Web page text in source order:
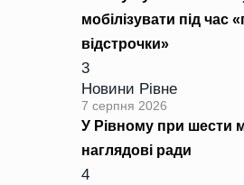
мобілізувати під час
відстрочки»
3
Новини Рівне
7 серпня 2026
У Рівному при шести
наглядові ради
4